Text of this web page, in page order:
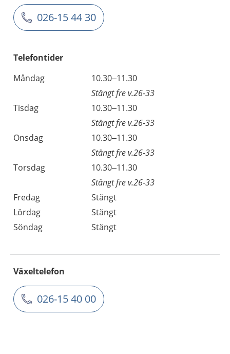
026-15 44 30
Telefontider
Måndag
10.30–11.30
Stängt fre v.26-33
Tisdag
10.30–11.30
Stängt fre v.26-33
Onsdag
10.30–11.30
Stängt fre v.26-33
Torsdag
10.30–11.30
Stängt fre v.26-33
Fredag
Stängt
Lördag
Stängt
Söndag
Stängt
Växeltelefon
026-15 40 00